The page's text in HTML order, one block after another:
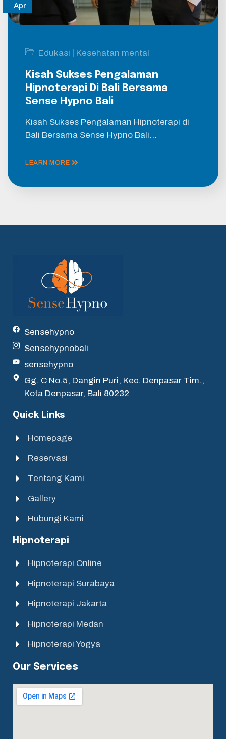
Apr
Edukasi | Kesehatan mental
Kisah Sukses Pengalaman
Hipnoterapi Di Bali Bersama
Sense Hypno Bali
Kisah Sukses Pengalaman Hipnoterapi di
Bali Bersama Sense Hypno Bali…
LEARN MORE
Sensehypno
Sensehypnobali
sensehypno
Gg. C No.5, Dangin Puri, Kec. Denpasar Tim.,
Kota Denpasar, Bali 80232
Quick Links
Homepage
Reservasi
Tentang Kami
Gallery
Hubungi Kami
Hipnoterapi
Hipnoterapi Online
Hipnoterapi Surabaya
Hipnoterapi Jakarta
Hipnoterapi Medan
Hipnoterapi Yogya
Our Services